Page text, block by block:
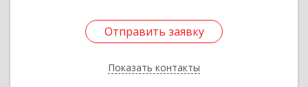
Отправить заявку
Показать контакты
Отправить заявку
Назад